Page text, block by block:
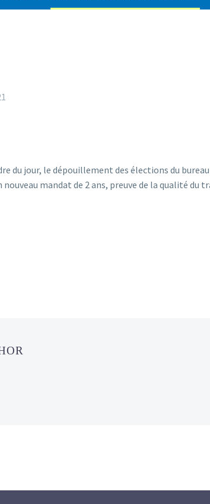
du jour, le dépouillement des élections du
mandat de 2 ans, preuve de la qualité du